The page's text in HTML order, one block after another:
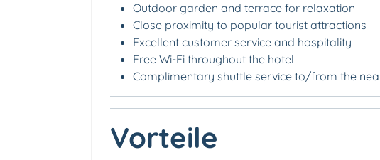
Outdoor garden and terrace for relaxation
Close proximity to popular tourist attractions
Excellent customer service and hospitality
Free Wi-Fi throughout the hotel
Complimentary shuttle service to/from the
Vorteile